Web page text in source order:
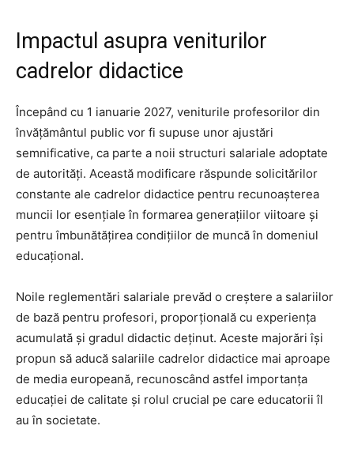
Impactul asupra veniturilor
cadrelor didactice
Începând cu 1 ianuarie 2027, veniturile profesorilor din
învățământul public vor fi supuse unor ajustări
semnificative, ca parte a noii structuri salariale adoptate
de autorități. Această modificare răspunde solicitărilor
constante ale cadrelor didactice pentru recunoașterea
muncii lor esențiale în formarea generațiilor viitoare și
pentru îmbunătățirea condițiilor de muncă în domeniul
educațional.
Noile reglementări salariale prevăd o creștere a salariilor
de bază pentru profesori, proporțională cu experiența
acumulată și gradul didactic deținut. Aceste majorări își
propun să aducă salariile cadrelor didactice mai aproape
de media europeană, recunoscând astfel importanța
educației de calitate și rolul crucial pe care educatorii îl
au în societate.